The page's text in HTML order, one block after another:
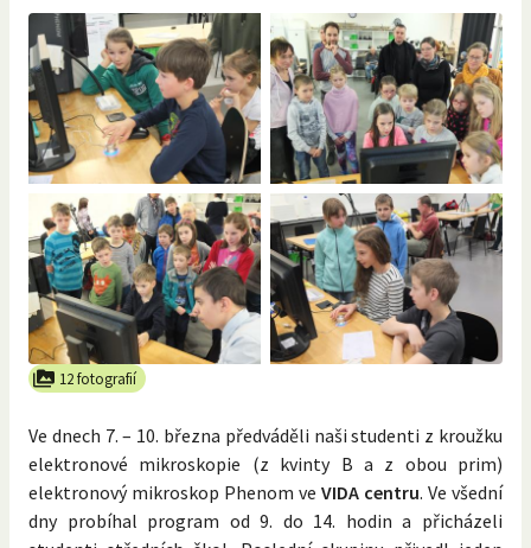
12 fotografií
Ve dnech 7. – 10. března předváděli naši studenti z kroužku
elektronové mikroskopie (z kvinty B a z obou prim)
elektronový mikroskop Phenom ve VIDA centru. Ve všední
dny probíhal program od 9. do 14. hodin a přicházeli